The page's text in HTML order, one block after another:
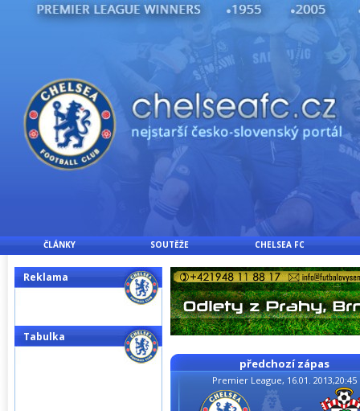
ČLÁNKY SOUTĚŽE CHELSEA FC
předchozí zápas
Premier League, 16.01. 2013,20:45
Reklama
Tabulka